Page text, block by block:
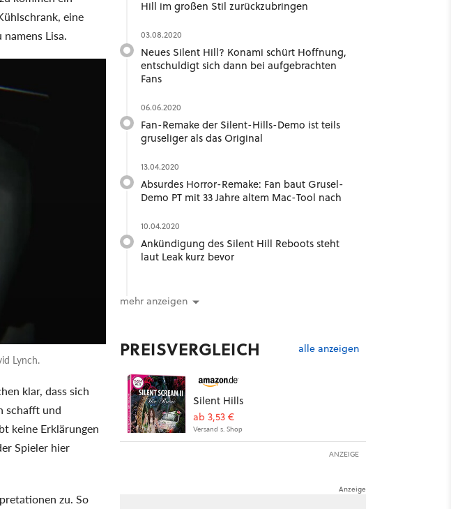
eine
Lisa.
Lynch.
klar, dass sich
schafft und
keine Erklärungen
Spieler hier
zu. So
Hill im großen Stil zurückzubringen
03.08.2020
Neues Silent Hill? Konami schürt Hoffnung,
entschuldigt sich dann bei aufgebrachten
Fans
06.06.2020
Fan-Remake der Silent-Hills-Demo ist teils
gruseliger als das Original
13.04.2020
Absurdes Horror-Remake: Fan baut Grusel-
Demo PT mit 33 Jahre altem Mac-Tool nach
10.04.2020
Ankündigung des Silent Hill Reboots steht
laut Leak kurz bevor
mehr anzeigen
PREISVERGLEICH alle anzeigen
Silent Hills
ab 3,53 €
Versand s. Shop
ANZEIGE